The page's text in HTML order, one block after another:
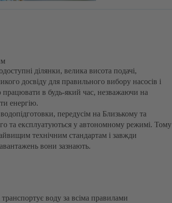
ділянки, велика висота подачі,
досвіду для правильного вибору насосів і
в будь-який час, незважаючи на
енергію.
передусім на Близькому та
та експлуатуються у автономному режимі. Тому
технічним стандартам і завжди
вони зазнають.
воду за всіма правилами